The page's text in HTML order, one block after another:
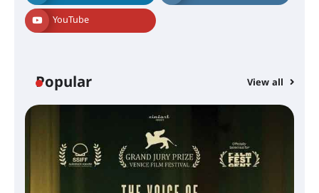
YouTube
Popular View all
സെന്റ് ജോസഫ്സ് കോളജ്
കോമേഴ്‌സ് അസോസിയേഷന്
തുടക്കമായി